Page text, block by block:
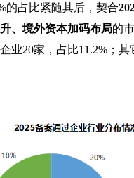
的占比紧随其后，契合
、境外资本加码布局的
业20家，占比11.2%；其